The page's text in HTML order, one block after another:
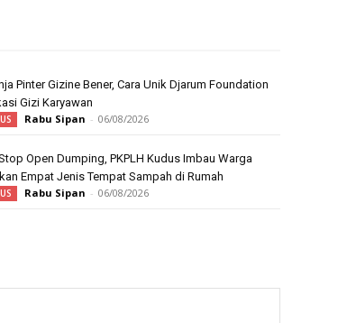
Pinter Gizine Bener, Cara Unik Djarum Foundation
Gizi Karyawan
Rabu Sipan - 06/08/2026
Open Dumping, PKPLH Kudus Imbau Warga
Empat Jenis Tempat Sampah di Rumah
Rabu Sipan - 06/08/2026